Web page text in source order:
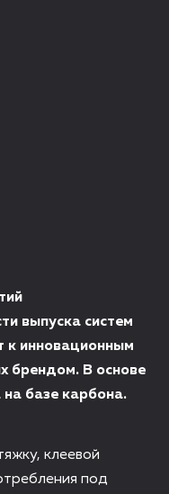
выпуска систем
к инновационным
брендом. В основе
на базе карбона.
клеевой
под